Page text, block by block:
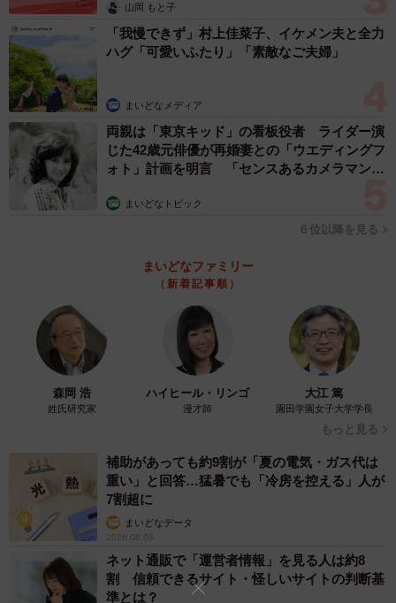
山岡 もと子
「我慢できず」村上佳菜子、イケメン夫と全力
ハグ「可愛いふたり」「素敵なご夫婦」
まいどなメディア
両親は「東京キッド」の看板役者 ライダー演
じた42歳元俳優が再婚妻との「ウエディングフ
ォト」計画を明言 「センスあるカメラマン求
まいどなトピック
６位以降を見る
まいどなファミリー
（新着記事順）
森岡 浩
姓氏研究家
ハイヒール・リンゴ
漫才師
大江 篤
園田学園女子大学学長
もっと見る
補助があっても約9割が「夏の電気・ガス代は
重い」と回答…猛暑でも「冷房を控える」人が
7割超に
まいどなデータ
2026.08.08
ネット通販で「運営者情報」を見る人は約8
割 信頼できるサイト・怪しいサイトの判断基
準とは？